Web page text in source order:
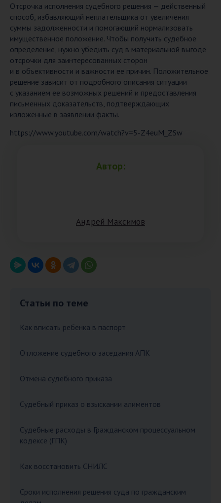
Отсрочка исполнения судебного решения — действенный
способ, избавляющий неплательщика от увеличения
суммы задолженности и помогающий нормализовать
имущественное положение. Чтобы получить судебное
определение, нужно убедить суд в материальной выгоде
отсрочки для заинтересованных сторон
и в объективности и важности ее причин. Положительное
решение зависит от подробного описания ситуации
с указанием ее возможных решений и предоставления
письменных доказательств, подтверждающих
изложенные в заявлении факты.
https://www.youtube.com/watch?v=5-Z4euM_ZSw
Автор:
Aндрeй Мaксимoв
Статьи по теме
Как вписать ребенка в паспорт
Отложение судебного заседания АПК
Отмена судебного приказа
Судебный приказ о взыскании алиментов
Судебные расходы в Гражданском процессуальном
кодексе (ГПК)
Как восстановить СНИЛС
Сроки исполнения решения суда по гражданским